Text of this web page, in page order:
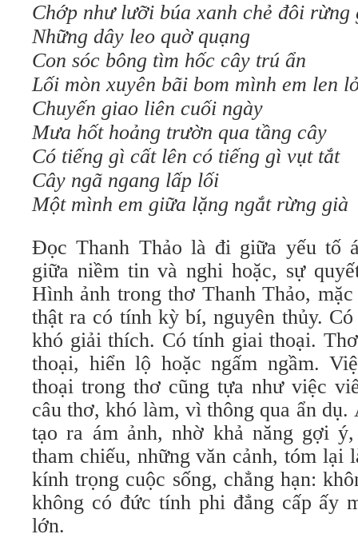
Chớp như lưỡi búa xanh chẻ đôi rừng
Những dây leo quờ quạng
Con sóc bông tìm hốc cây trú ẩn
Lối mòn xuyên bãi bom mình em len
Chuyến giao liên cuối ngày
Mưa hốt hoảng trườn qua tầng cây
Có tiếng gì cất lên có tiếng gì vụt tắt
Cây ngã ngang lấp lối
Một mình em giữa lặng ngắt rừng già
Đọc Thanh Thảo là đi giữa yếu tố
giữa niềm tin và nghi hoặc, sự
Hình ảnh trong thơ Thanh Thảo,
thật ra có tính kỳ bí, nguyên thủy.
khó giải thích. Có tính giai thoại.
thoại, hiển lộ hoặc ngấm ngầm.
thoại trong thơ cũng tựa như việc
câu thơ, khó làm, vì thông qua ẩn
tạo ra ám ảnh, nhờ khả năng gợi
tham chiếu, những văn cảnh, tóm lại
kính trọng cuộc sống, chẳng hạn:
không có đức tính phi đẳng cấp ấy
lớn.